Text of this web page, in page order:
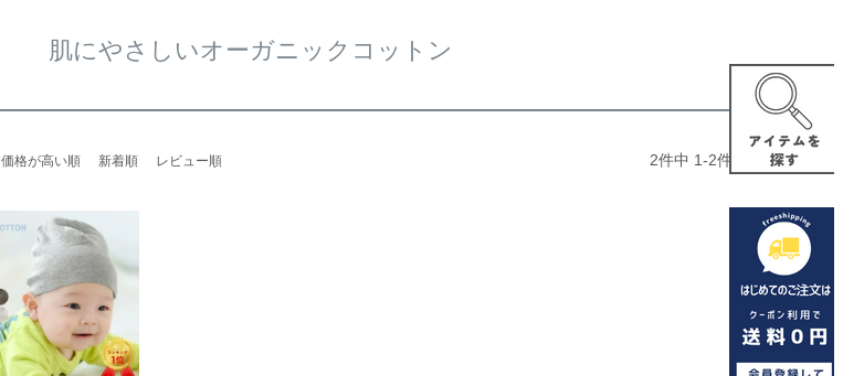
肌にやさしいオーガニックコットン
価格が高い順 新着順 レビュー順 2件中 1-2件表示